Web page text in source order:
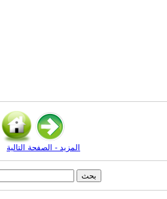
المزيد - الصفحة التالية